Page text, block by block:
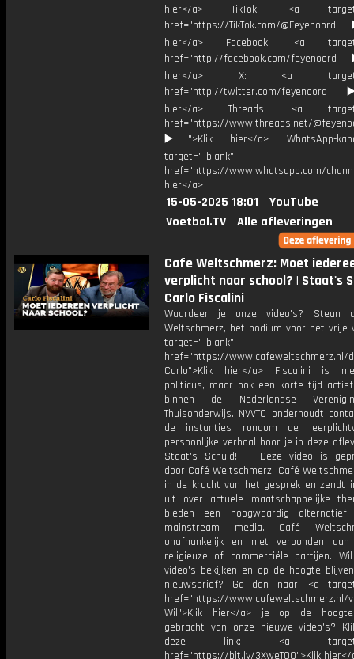
hier</a> TikTok: <a
href="https://TikTok.com/
hier</a> Facebook: <a
href="http://facebook.com/
hier</a> X: <a
href="http://twitter.com/
hier</a> Threads: <a
href="https://www.threads.net/
▶️">Klik hier</a> WhatsApp-
target="_blank"
href="https://www.whatsapp.com/
hier</a>
15-05-2025 18:01
YouTube
Voetbal.TV
Alle afleveringen
Cafe Weltschmerz: Moet
verplicht naar school? | Staat's
Carlo Fiscalini
Waardeer je onze video's? Steun
Weltschmerz, het podium voor het vrije
target="_blank"
href="https://www.cafeweltschmerz.nl/
Carlo">Klik hier</a> Fiscalini is
politicus, maar ook een korte tijd
binnen de Nederlandse
Thuisonderwijs. NVVTO onderhoudt
de instanties rondom de
persoonlijke verhaal hoor je in deze
Staat's Schuld! --- Deze video is
door Café Weltschmerz. Café
in de kracht van het gesprek en zendt
uit over actuele maatschappelijke
bieden een hoogwaardig
mainstream media. Café
onafhankelijk en niet verbonden aan
religieuze of commerciële partijen.
video's bekijken en op de hoogte
nieuwsbrief? Ga dan naar: <a
href="https://www.cafeweltschmerz.nl/
Wil">Klik hier</a> je op de
gebracht van onze nieuwe video's?
deze link: <a
href="https://bit.ly/3XweTO0">Klik hier</